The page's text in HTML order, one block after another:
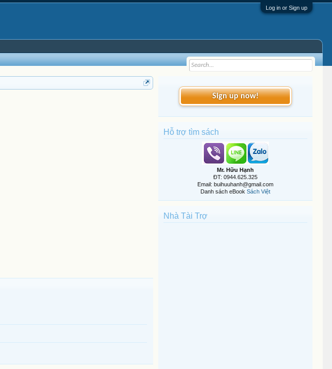
Log in or Sign up
Sign up now!
Hỗ trợ tìm sách
Mr. Hữu Hạnh
ĐT: 0944.625.325
Email: buihuuhanh@gmail.com
Danh sách eBook Sách Việt
Nhà Tài Trợ